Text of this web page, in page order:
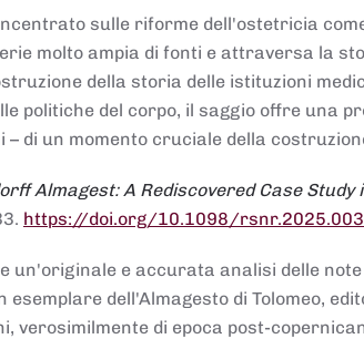
sulle riforme dell'ostetricia
molto ampia di fonti e attraversa la
della storia delle istituzioni
politiche del corpo, il saggio offre una
– di un momento cruciale della
Almagest: A Rediscovered Case
https://doi.org/10.1098/
un'originale e accurata analisi delle
dell'Almagesto di Tolomeo,
verosimilmente di epoca post-